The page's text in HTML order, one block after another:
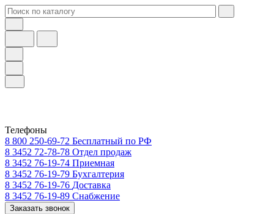
Телефоны
8 800 250-69-72 Бесплатный по РФ
8 3452 72-78-78 Отдел продаж
8 3452 76-19-74 Приемная
8 3452 76-19-79 Бухгалтерия
8 3452 76-19-76 Доставка
8 3452 76-19-89 Снабжение
Заказать звонок